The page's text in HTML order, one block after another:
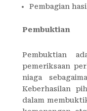
Pembagian
Pembuktian
Pembuktian
pemeriksaan
niaga
Keberhasilan
dalam